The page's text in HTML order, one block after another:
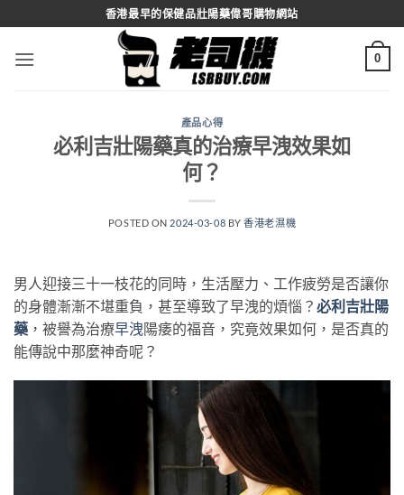
to
content
香港最早的保健品壯陽藥偉哥購物網站
0
產品心得
必利吉壯陽藥真的治療早洩效果如
何？
POSTED ON 2024-03-08 BY香港老濕機
男人迎接三十一枝花的同時，生活壓力、工作疲勞是否讓你
的身體漸漸不堪重負，甚至導致了早洩的煩惱？ 必利吉壯陽
藥 ，被譽為治療早洩陽痿的福音，究竟效果如何，是否真的
能傳說中那麼神奇呢？